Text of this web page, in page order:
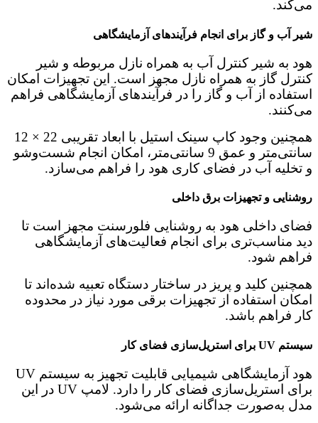
می‌کند.
شیر آب و گاز برای انجام فرآیندهای آزمایشگاهی
هود به شیر کنترل آب به همراه نازل مربوطه و شیر
کنترل گاز به همراه نازل مجهز است. این تجهیزات امکان
استفاده از آب و گاز را در فرآیندهای آزمایشگاهی فراهم
می‌کنند.
همچنین وجود کاپ سینک استیل با ابعاد تقریبی 22 × 12
سانتی‌متر و عمق 9 سانتی‌متر، امکان انجام شست‌وشو
و تخلیه آب در فضای کاری هود را فراهم می‌سازد.
روشنایی و تجهیزات برق داخلی
فضای داخلی هود به روشنایی فلورسنت مجهز است تا
دید مناسب‌تری برای انجام فعالیت‌های آزمایشگاهی
فراهم شود.
همچنین کلید و پریز در ساختار دستگاه تعبیه شده‌اند تا
امکان استفاده از تجهیزات برقی مورد نیاز در محدوده
کار فراهم باشد.
سیستم UV برای استریل‌سازی فضای کار
هود آزمایشگاهی شیمیایی قابلیت تجهیز به سیستم UV
برای استریل‌سازی فضای کار را دارد. لامپ UV در این
مدل به‌صورت جداگانه ارائه می‌شود.